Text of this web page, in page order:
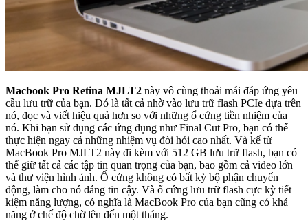
Macbook Pro Retina MJLT2 này vô cùng thoải mái đáp ứng yêu
cầu lưu trữ của bạn. Đó là tất cả nhờ vào lưu trữ flash PCIe dựa trên
nó, đọc và viết hiệu quả hơn so với những ổ cứng tiền nhiệm của
nó. Khi bạn sử dụng các ứng dụng như Final Cut Pro, bạn có thể
thực hiện ngay cả những nhiệm vụ đòi hỏi cao nhất. Và kể từ
MacBook Pro MJLT2 này đi kèm với 512 GB lưu trữ flash, bạn có
thể giữ tất cả các tập tin quan trọng của bạn, bao gồm cả video lớn
và thư viện hình ảnh. Ổ cứng không có bất kỳ bộ phận chuyển
động, làm cho nó đáng tin cậy. Và ổ cứng lưu trữ flash cực kỳ tiết
kiệm năng lượng, có nghĩa là MacBook Pro của bạn cũng có khả
năng ở chế độ chờ lên đến một tháng.